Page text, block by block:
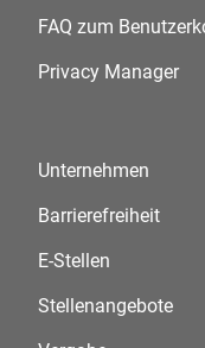
FAQ zum
Privacy Manager
Unternehmen
Barrierefreiheit
E-Stellen
Stellenangebote